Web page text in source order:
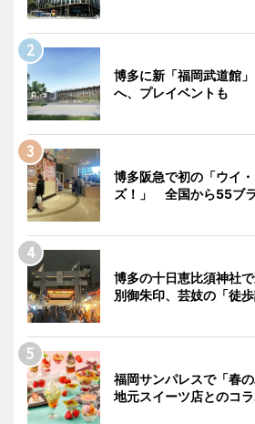
博多に新「福岡武道館
へ、プレイベントも
博多阪急で初の「ウイ
ズ！」 全国から55ブ
博多の十日恵比須神社
別御朱印、芸妓の「徒
福岡サンパレスで「春
地元スイーツ店とのコ